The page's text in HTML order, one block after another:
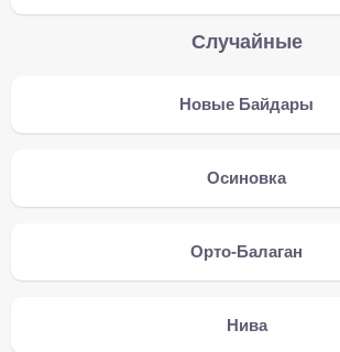
Случайные
Новые Байдары
Осиновка
Орто-Балаган
Нива